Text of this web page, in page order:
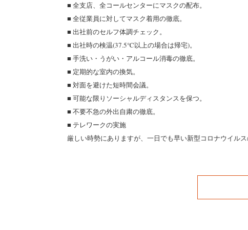
■ 全支店、全コールセンターにマスクの配布。
■ 全従業員に対してマスク着用の徹底。
■ 出社前のセルフ体調チェック。
■ 出社時の検温(37.5℃以上の場合は帰宅)。
■ 手洗い・うがい・アルコール消毒の徹底。
■ 定期的な室内の換気。
■ 対面を避けた短時間会議。
■ 可能な限りソーシャルディスタンスを保つ。
■ 不要不急の外出自粛の徹底。
■ テレワークの実施
厳しい時勢にありますが、一日でも早い新型コロナウイル